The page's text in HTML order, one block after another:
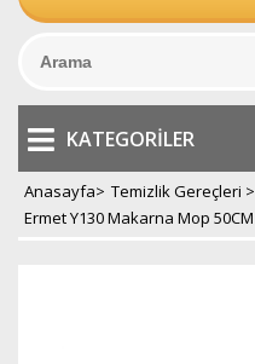
KATEGORILER
Anasayfa> Temizlik Gereçleri >
Ermet Y130 Makarna Mop 50CM